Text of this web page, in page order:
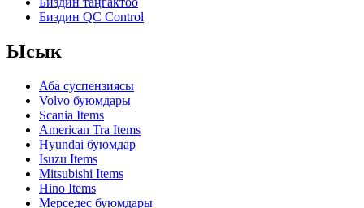
Биздин QC Control
Ысык
Аба суспензиясы
Volvo буюмдары
Scania Items
American Tra Items
Hyundai буюмдар
Isuzu Items
Mitsubishi Items
Hino Items
Мерседес буюмдары